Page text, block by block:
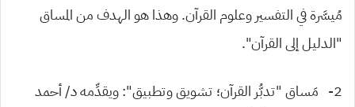
مُيسَّرة في التفسير وعلوم القرآن. وهذا هو الهدف من المساق
“الدليل إلى القرآن”.
2- مَساق “تدبُّر القرآن؛ تشويق وتطبيق”: ويقدِّمه د/ أحمد